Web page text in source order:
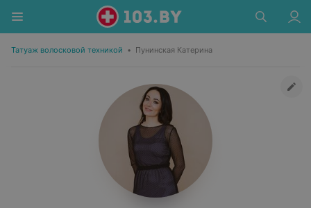
Татуаж волосковой техникой • Пунинская Катерина